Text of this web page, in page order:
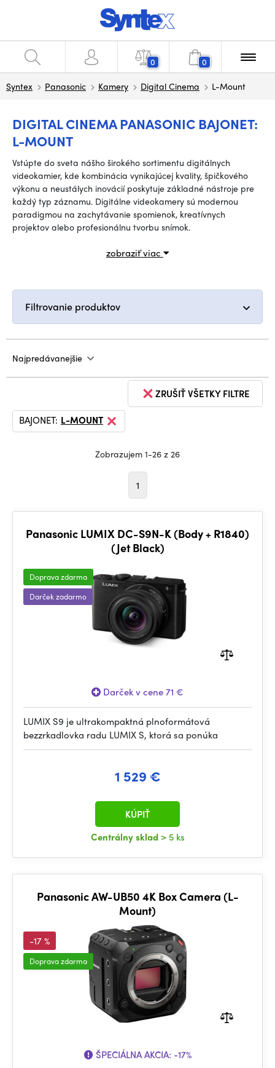
0 0
Syntex Panasonic Kamery Digital Cinema L-Mount
DIGITAL CINEMA PANASONIC BAJONET:
L-MOUNT
Vstúpte do sveta nášho širokého sortimentu digitálnych
videokamier, kde kombinácia vynikajúcej kvality, špičkového
výkonu a neustálych inovácií poskytuje základné nástroje pre
každý typ záznamu. Digitálne videokamery sú modernou
paradigmou na zachytávanie spomienok, kreatívnych
projektov alebo profesionálnu tvorbu snímok.
zobraziť viac
Filtrovanie produktov
Najpredávanejšie
ZRUŠIŤ VŠETKY FILTRE
BAJONET: L-MOUNT
Zobrazujem 1-26 z 26
1
Panasonic LUMIX DC-S9N-K (Body + R1840)
(Jet Black)
Doprava zdarma
Darček zadarmo
Darček v cene 71 €
LUMIX S9 je ultrakompaktná plnoformátová
bezzrkadlovka radu LUMIX S, ktorá sa ponúka
1 529 €
Centrálny sklad > 5 ks
KÚPIŤ
Panasonic AW-UB50 4K Box Camera (L-
Mount)
-17 %
Doprava zdarma
ŠPECIÁLNA AKCIA: -17%